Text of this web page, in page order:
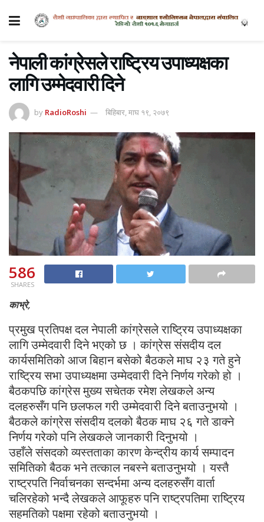
नेपाली कांग्रेसले राष्ट्रिय उपाध्यक्षका
लागि उम्मेदवारी दिने
by RadioRoshi बिहिबार, माघ १९, २०७९
586
SHARES
काभ्रे,
प्रमुख प्रतिपक्ष दल नेपाली कांग्रेसले राष्ट्रिय उपाध्यक्षका
लागि उम्मेदवारी दिने भएको छ । कांग्रेस संसदीय दल
कार्यसमितिको आज बिहान बसेको बैठकले माघ २३ गते हुने
राष्ट्रिय सभा उपाध्यक्षमा उम्मेदवारी दिने निर्णय गरेको हो ।
बैठकपछि कांग्रेस मुख्य सचेतक रमेश लेखकले अन्य
दलहरुसँग पनि छलफल गरी उम्मेदवारी दिने बताउनुभयो ।
बैठकले कांग्रेस संसदीय दलको बैठक माघ २६ गते डाक्ने
निर्णय गरेको पनि लेखकले जानकारी दिनुभयो ।
उहाँले संसदको व्यस्तताका कारण केन्द्रीय कार्य सम्पादन
समितिको बैठक भने तत्काल नबस्ने बताउनुभयो । यस्तै
राष्ट्रपति निर्वाचनका सन्दर्भमा अन्य दलहरुसँग वार्ता
चलिरहेको भन्दै लेखकले आफूहरु पनि राष्ट्रपतिमा राष्ट्रिय
सहमतिको पक्षमा रहेको बताउनुभयो ।